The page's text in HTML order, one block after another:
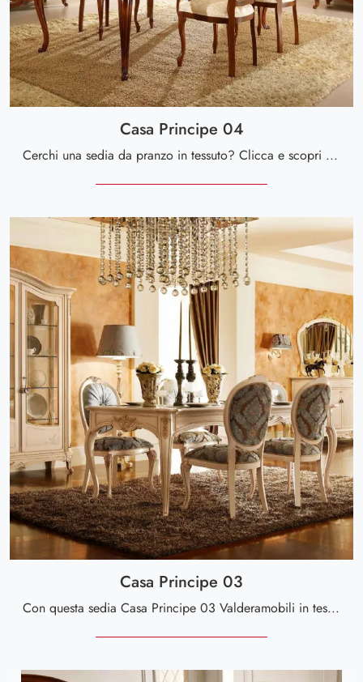
Casa Principe 04
Cerchi una sedia da pranzo in tessuto? Clicca e scopri il modello Casa Principe 04 di Valderamobili per completare i tuoi spazi perfettamente.
Casa Principe 03
Con questa sedia Casa Principe 03 Valderamobili in tessuto, una tra le nostre sedute fisse classiche, potrai impreziosire i tuoi interni.